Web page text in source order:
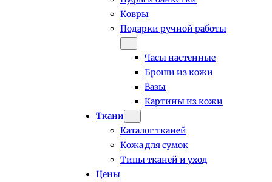
Ковры
Подарки ручной работы
Часы настенные
Броши из кожи
Вазы
Картины из кожи
Ткани
Каталог тканей
Кожа для сумок
Типы тканей и уход
Цены